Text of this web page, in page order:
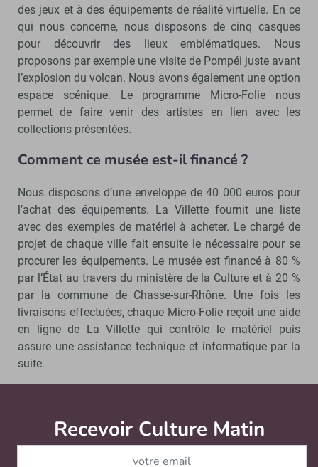
des jeux et à des équipements de réalité virtuelle. En ce
qui nous concerne, nous disposons de cinq casques
pour découvrir des lieux emblématiques. Nous
proposons par exemple une visite de Pompéi juste avant
l’explosion du volcan. Nous avons également une option
espace scénique. Le programme Micro-Folie nous
permet de faire venir des artistes en lien avec les
collections présentées.
Comment ce musée est-il financé ?
Nous disposons d’une enveloppe de 40 000 euros pour
l’achat des équipements. La Villette fournit une liste
avec des exemples de matériel à acheter. Le chargé de
projet de chaque ville fait ensuite le nécessaire pour se
procurer les équipements. Le musée est financé à 80 %
par l’État au travers du ministère de la Culture et à 20 %
par la commune de Chasse-sur-Rhône. Une fois les
livraisons effectuées, chaque Micro-Folie reçoit une aide
en ligne de La Villette qui contrôle le matériel puis
assure une assistance technique et informatique par la
suite.
Nous proposons aussi des
Recevoir Culture Matin